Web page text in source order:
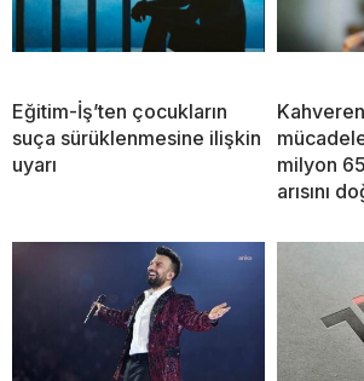
Eğitim-İş’ten çocukların
suça sürüklenmesine ilişkin
uyarı
milyon
arısını